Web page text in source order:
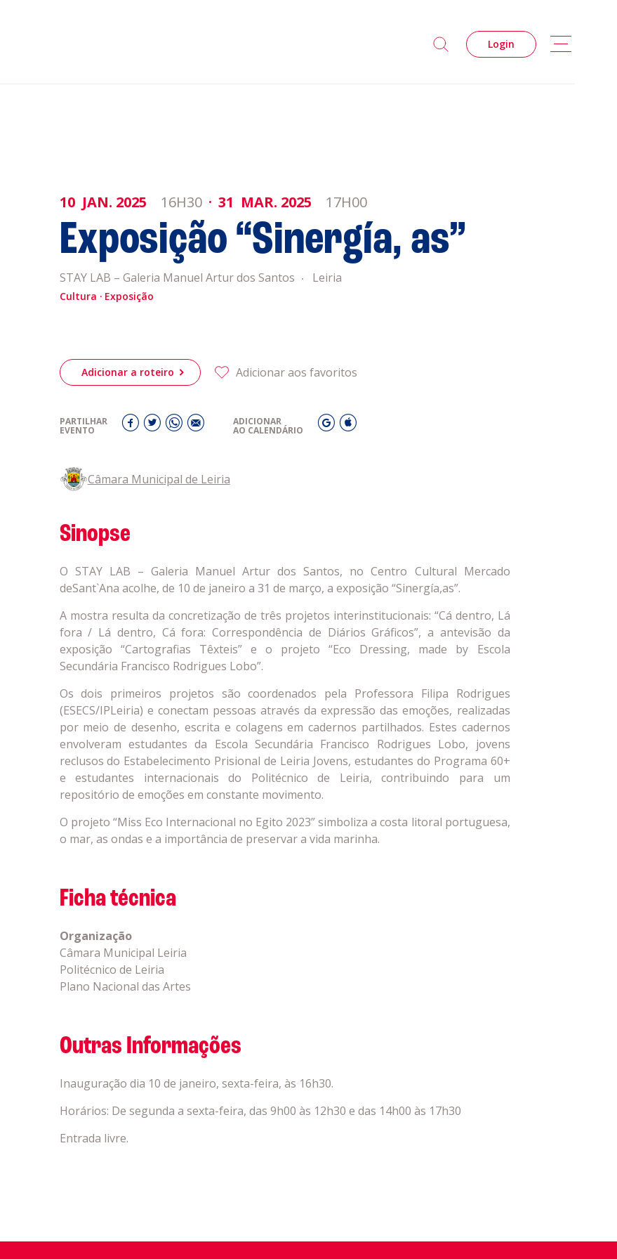
Login
a
Desportivos
Informações
Política de Privacidade
Política de Cookies
10 JAN. 2025 16H30 31 MAR. 2025 17H00
Exposição “Sinergía, as”
STAY LAB – Galeria Manuel Artur dos Santos Leiria
Cultura Exposição
Adicionar a roteiro Adicionar aos favoritos
PARTILHAR
EVENTO
ADICIONAR
AO CALENDÁRIO
Câmara Municipal de Leiria
Sinopse
O STAY LAB – Galeria Manuel Artur dos Santos, no Centro Cultural Mercado
deSant`Ana acolhe, de 10 de janeiro a 31 de março, a exposição “Sinergía,as”.
A mostra resulta da concretização de três projetos interinstitucionais: “Cá dentro, Lá
fora / Lá dentro, Cá fora: Correspondência de Diários Gráficos”, a antevisão da
exposição “Cartografias Têxteis” e o projeto “Eco Dressing, made by Escola
Secundária Francisco Rodrigues Lobo”.
Os dois primeiros projetos são coordenados pela Professora Filipa Rodrigues
(ESECS/IPLeiria) e conectam pessoas através da expressão das emoções, realizadas
por meio de desenho, escrita e colagens em cadernos partilhados. Estes cadernos
envolveram estudantes da Escola Secundária Francisco Rodrigues Lobo, jovens
reclusos do Estabelecimento Prisional de Leiria Jovens, estudantes do Programa 60+
e estudantes internacionais do Politécnico de Leiria, contribuindo para um
repositório de emoções em constante movimento.
O projeto “Miss Eco Internacional no Egito 2023” simboliza a costa litoral portuguesa,
o mar, as ondas e a importância de preservar a vida marinha.
Ficha técnica
Organização
Câmara Municipal Leiria
Politécnico de Leiria
Plano Nacional das Artes
Outras Informações
Inauguração dia 10 de janeiro, sexta-feira, às 16h30.
Horários: De segunda a sexta-feira, das 9h00 às 12h30 e das 14h00 às 17h30
Entrada livre.